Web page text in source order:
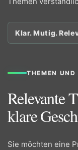
Klar. Mutig.
THEMEN UND
Relevante
klare
Sie möchten eine